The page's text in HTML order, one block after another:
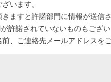
います。
ますと許諾部門に情報が送信
許諾されていないものもござ
、ご連絡先メールアドレスを